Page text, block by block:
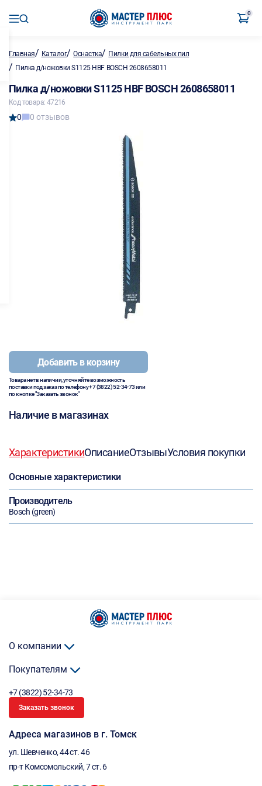
0
Главная/ Каталог/Оснастка/ Пилки для сабельных пил
/ Пилка д/ножовки S1125 HBF BOSCH 2608658011
Пилка д/ножовки S1125 HBF BOSCH 2608658011
Код товара: 47216
0 0 отзывов
Добавить в корзину
Товара нет в наличии, уточняйте возможность
поставки под заказ по телефону+7 (3822) 52-34-73или
по кнопке "Заказать звонок"
Наличие в магазинах
ХарактеристикиОписаниеОтзывыУсловия покупки
Основные характеристики
Производитель
Bosch (green)
О компании
Покупателям
+7 (3822) 52-34-73
Заказать звонок
Адреса магазинов в г. Томск
ул. Шевченко, 44 ст. 46
пр-т Комсомольский, 7 ст. 6